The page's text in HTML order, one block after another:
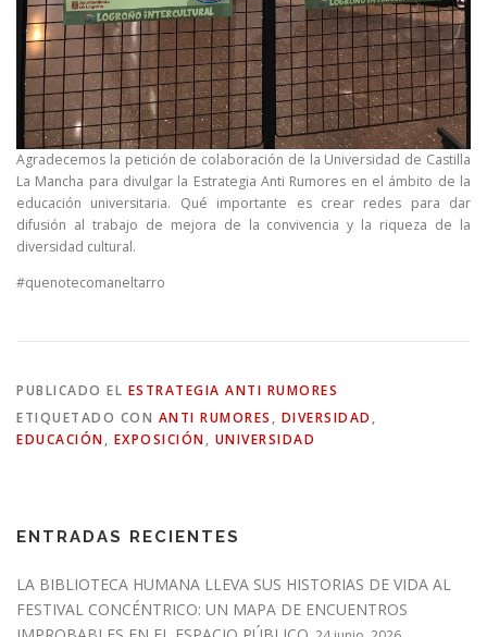
Agradecemos la petición de colaboración de la Universidad de Castilla
La Mancha para divulgar la Estrategia Anti Rumores en el ámbito de la
educación universitaria. Qué importante es crear redes para dar
difusión al trabajo de mejora de la convivencia y la riqueza de la
diversidad cultural.
#quenotecomaneltarro
PUBLICADO EL ESTRATEGIA ANTI RUMORES
ETIQUETADO CON ANTI RUMORES , DIVERSIDAD ,
EDUCACIÓN, EXPOSICIÓN, UNIVERSIDAD
ENTRADAS RECIENTES
LA BIBLIOTECA HUMANA LLEVA SUS HISTORIAS DE VIDA AL
FESTIVAL CONCÉNTRICO: UN MAPA DE ENCUENTROS